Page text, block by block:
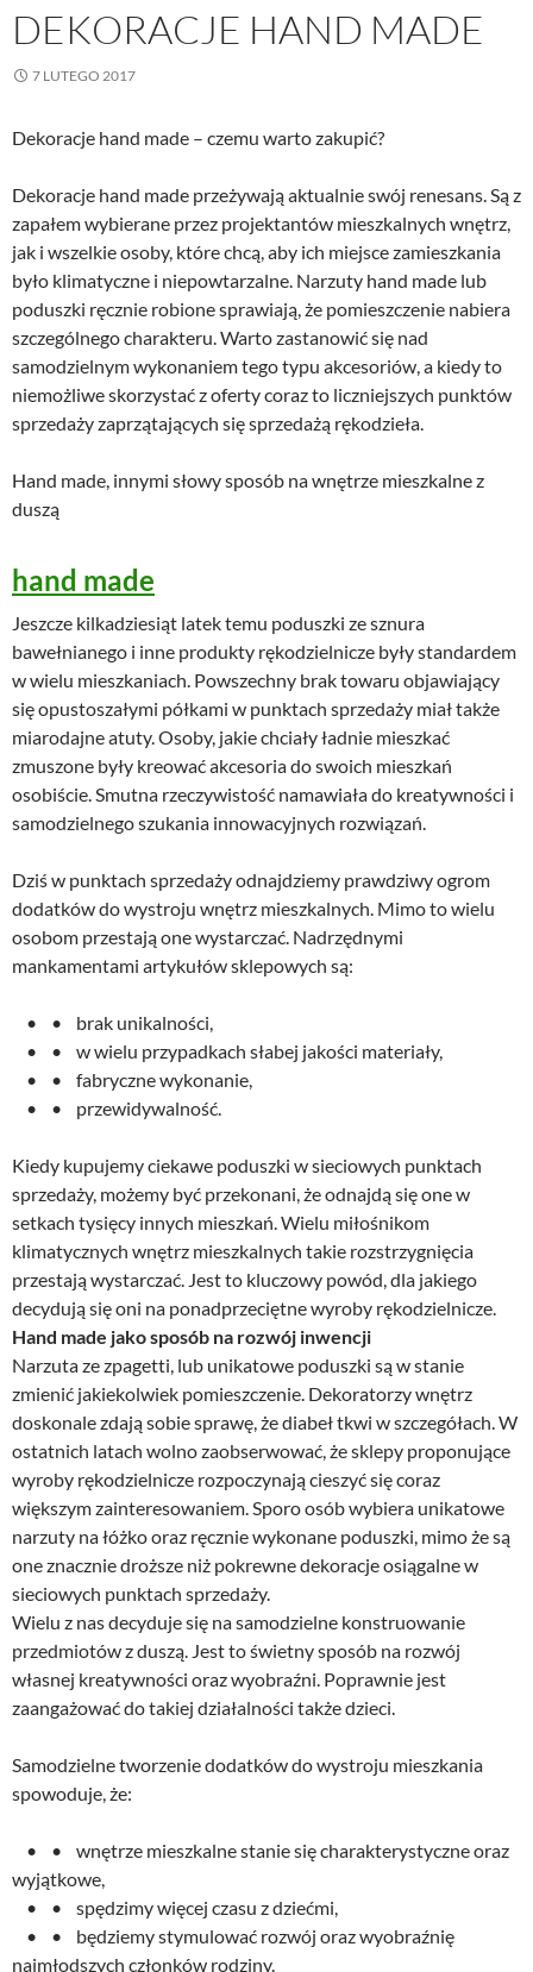
DEKORACJE HAND MADE
7 LUTEGO 2017
Dekoracje hand made – czemu warto zakupić?
Dekoracje hand made przeżywają aktualnie swój renesans. Są z
zapałem wybierane przez projektantów mieszkalnych wnętrz,
jak i wszelkie osoby, które chcą, aby ich miejsce zamieszkania
było klimatyczne i niepowtarzalne. Narzuty hand made lub
poduszki ręcznie robione sprawiają, że pomieszczenie nabiera
szczególnego charakteru. Warto zastanowić się nad
samodzielnym wykonaniem tego typu akcesoriów, a kiedy to
niemożliwe skorzystać z oferty coraz to liczniejszych punktów
sprzedaży zaprzątających się sprzedażą rękodzieła.
Hand made, innymi słowy sposób na wnętrze mieszkalne z
duszą
hand made
Jeszcze kilkadziesiąt latek temu poduszki ze sznura
bawełnianego i inne produkty rękodzielnicze były standardem
w wielu mieszkaniach. Powszechny brak towaru objawiający
się opustoszałymi półkami w punktach sprzedaży miał także
miarodajne atuty. Osoby, jakie chciały ładnie mieszkać
zmuszone były kreować akcesoria do swoich mieszkań
osobiście. Smutna rzeczywistość namawiała do kreatywności i
samodzielnego szukania innowacyjnych rozwiązań.
Dziś w punktach sprzedaży odnajdziemy prawdziwy ogrom
dodatków do wystroju wnętrz mieszkalnych. Mimo to wielu
osobom przestają one wystarczać. Nadrzędnymi
mankamentami artykułów sklepowych są:
• • brak unikalności,
• • w wielu przypadkach słabej jakości materiały,
• • fabryczne wykonanie,
• • przewidywalność.
Kiedy kupujemy ciekawe poduszki w sieciowych punktach
sprzedaży, możemy być przekonani, że odnajdą się one w
setkach tysięcy innych mieszkań. Wielu miłośnikom
klimatycznych wnętrz mieszkalnych takie rozstrzygnięcia
przestają wystarczać. Jest to kluczowy powód, dla jakiego
decydują się oni na ponadprzeciętne wyroby rękodzielnicze.
Hand made jako sposób na rozwój inwencji
Narzuta ze zpagetti, lub unikatowe poduszki są w stanie
zmienić jakiekolwiek pomieszczenie. Dekoratorzy wnętrz
doskonale zdają sobie sprawę, że diabeł tkwi w szczegółach. W
ostatnich latach wolno zaobserwować, że sklepy proponujące
wyroby rękodzielnicze rozpoczynają cieszyć się coraz
większym zainteresowaniem. Sporo osób wybiera unikatowe
narzuty na łóżko oraz ręcznie wykonane poduszki, mimo że są
one znacznie droższe niż pokrewne dekoracje osiągalne w
sieciowych punktach sprzedaży.
Wielu z nas decyduje się na samodzielne konstruowanie
przedmiotów z duszą. Jest to świetny sposób na rozwój
własnej kreatywności oraz wyobraźni. Poprawnie jest
zaangażować do takiej działalności także dzieci.
Samodzielne tworzenie dodatków do wystroju mieszkania
spowoduje, że:
• • wnętrze mieszkalne stanie się charakterystyczne oraz
wyjątkowe,
• • spędzimy więcej czasu z dziećmi,
• • będziemy stymulować rozwój oraz wyobraźnię
najmłodszych członków rodziny.